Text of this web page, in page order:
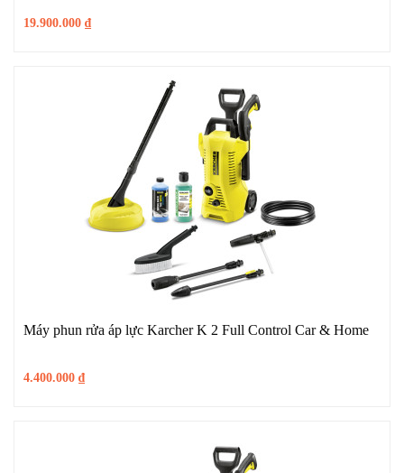
19.900.000 ₫
Máy phun rửa áp lực Karcher K 2 Full Control Car & Home
4.400.000 ₫